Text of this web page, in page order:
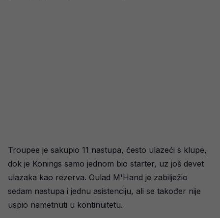
Troupee je sakupio 11 nastupa, često ulazeći s klupe,
dok je Konings samo jednom bio starter, uz još devet
ulazaka kao rezerva. Oulad M'Hand je zabilježio
sedam nastupa i jednu asistenciju, ali se također nije
uspio nametnuti u kontinuitetu.